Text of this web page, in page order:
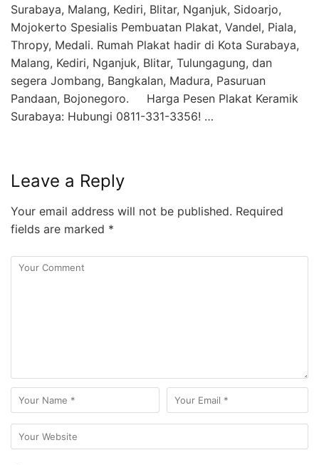
Surabaya, Malang, Kediri, Blitar, Nganjuk, Sidoarjo,
Mojokerto Spesialis Pembuatan Plakat, Vandel, Piala,
Thropy, Medali. Rumah Plakat hadir di Kota Surabaya,
Malang, Kediri, Nganjuk, Blitar, Tulungagung, dan
segera Jombang, Bangkalan, Madura, Pasuruan
Pandaan, Bojonegoro. Harga Pesen Plakat Keramik
Surabaya: Hubungi 0811-331-3356! …
Leave a Reply
Your email address will not be published. Required
fields are marked *